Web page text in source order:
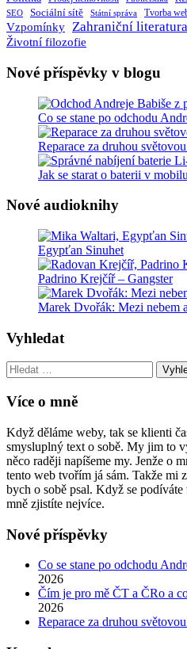
SEO Sociální sítě Státní správa Tvorba
Vzpomínky Zahraniční literatura
Životní filozofie
Nové příspěvky v blogu
Co se stane po odchodu
Reparace za druhou
Jak se starat o baterii v
Nové audioknihy
Egypťan Sinuhet
Padrino Krejčíř – Gangster
Marek Dvořák: Mezi nebem
Vyhledat
Vyhledat:
Více o mně
Když děláme weby, tak se klienti
smysluplný text o sobě. My jim to
něco raději napíšeme my. Jenže o
tento web tvořím já sám. Takže mi
bych o sobě psal. Když se podíváte
mně zjistíte nejvíce.
Nové příspěvky
Co se stane po odchodu
2026
Čím je pro mě ČT a ČRo a
2026
Reparace za druhou